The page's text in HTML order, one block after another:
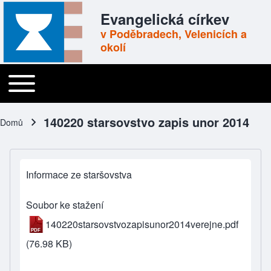
Evangelická církev
v Poděbradech, Velenicích a
okolí
Main navigation
Toggle main menu
Domů 140220 starsovstvo zapis unor 2014
Informace ze staršovstva
Soubor ke stažení
140220starsovstvozapisunor2014verejne.pdf
(76.98 KB)